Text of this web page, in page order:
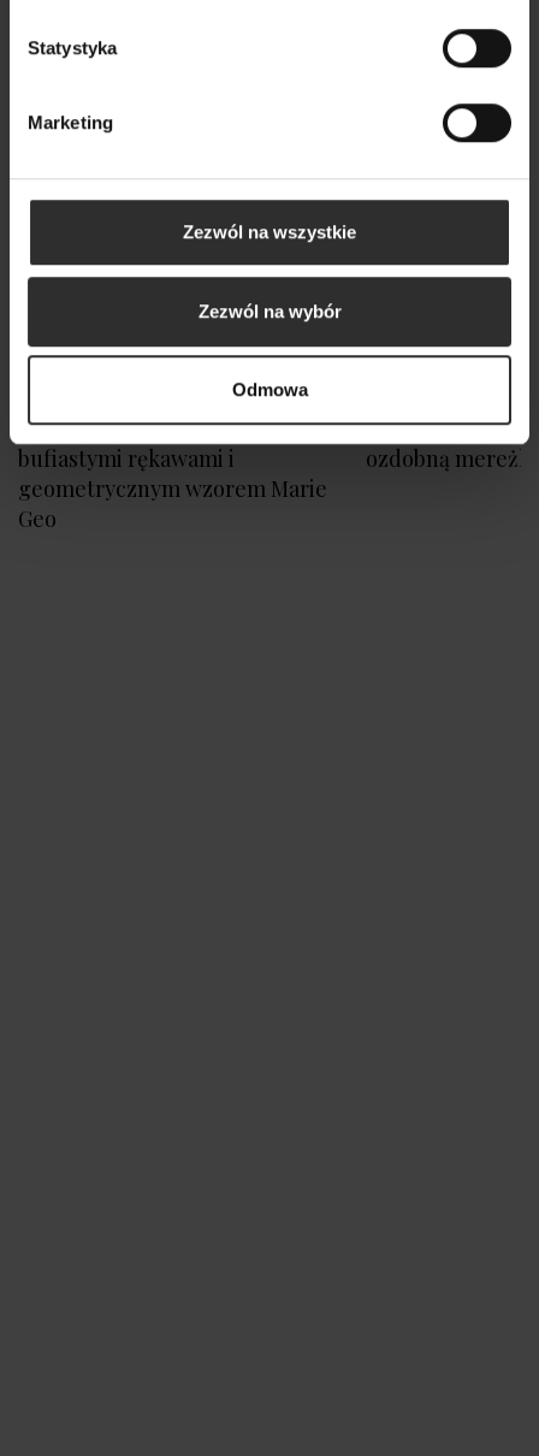
Statystyka
Marketing
Zezwól na wszystkie
Zezwól na wybór
Odmowa
Wzorzysta Sukienka Mini z
bufiastymi rękawami i
geometrycznym wzorem Marie
Geo
Piaskowy
ozdobną